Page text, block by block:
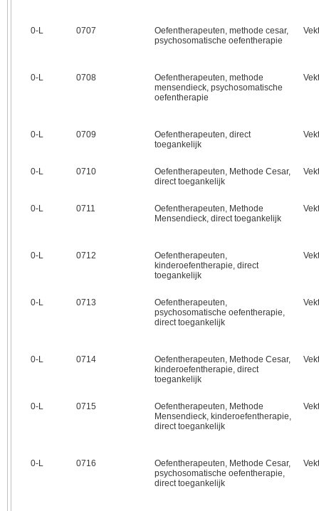
0‑L 0707
Oefentherapeuten, methode cesar,
psychosomatische oefentherapie
0‑L 0708
Oefentherapeuten, methode
mensendieck, psychosomatische
oefentherapie
0‑L 0709
Oefentherapeuten, direct
toegankelijk
0‑L 0710
Oefentherapeuten, Methode Cesar,
direct toegankelijk
0‑L 0711
Oefentherapeuten, Methode
Mensendieck, direct toegankelijk
0‑L 0712
Oefentherapeuten,
kinderoefentherapie, direct
toegankelijk
0‑L 0713
Oefentherapeuten,
psychosomatische oefentherapie,
direct toegankelijk
0‑L 0714
Oefentherapeuten, Methode Cesar,
kinderoefentherapie, direct
toegankelijk
0‑L 0715
Oefentherapeuten, Methode
Mensendieck, kinderoefentherapie,
direct toegankelijk
0‑L 0716
Oefentherapeuten, Methode Cesar,
psychosomatische oefentherapie,
direct toegankelijk